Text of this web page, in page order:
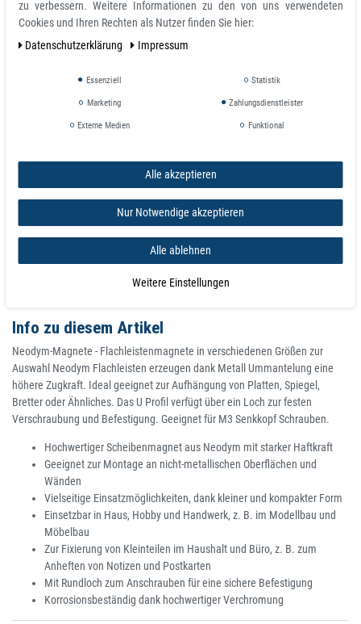
Magnetisierungsgüte N35
Magnetisierungrichtung axial (parallel zur Höhe)
Haftkraft 1,900 kg
Gewicht 0,0025 kg
dieser Magnete:
Senk-Holzschraube mit Schlitz: DIN 97 (3,5 mm)
Senkschrauben mit Kreuzschlitz (Maschinenschraube): ISO 7046-2
Senkschrauben mit Innensechsrund (Maschinenschraube): ISO
Info zu diesem Artikel
Neodym-Magnete - Flachleistenmagnete in verschiedenen Größen zur
Auswahl Neodym Flachleisten erzeugen dank Metall Ummantelung eine
höhere Zugkraft. Ideal geeignet zur Aufhängung von Platten, Spiegel,
Bretter oder Ähnliches. Das U Profil verfügt über ein Loch zur festen
Verschraubung und Befestigung. Geeignet für M3 Senkkopf Schrauben.
Hochwertiger Scheibenmagnet aus Neodym mit starker Haftkraft
Geeignet zur Montage an nicht-metallischen Oberflächen und
Wänden
Vielseitige Einsatzmöglichkeiten, dank kleiner und kompakter Form
Einsetzbar in Haus, Hobby und Handwerk, z. B. im Modellbau und
Möbelbau
Zur Fixierung von Kleinteilen im Haushalt und Büro, z. B. zum
Anheften von Notizen und Postkarten
Mit Rundloch zum Anschrauben für eine sichere Befestigung
Korrosionsbeständig dank hochwertiger Verchromung
zu verbessern. Weitere Informationen zu den von uns verwendeten
Cookies und Ihren Rechten als Nutzer finden Sie hier:
Daten­schutz­erklärung
Impressum
Essenziell Statistik
Marketing Zahlungsdienstleister
Externe Medien Funktional
Alle akzeptieren
Nur Notwendige akzeptieren
Alle ablehnen
Weitere Einstellungen